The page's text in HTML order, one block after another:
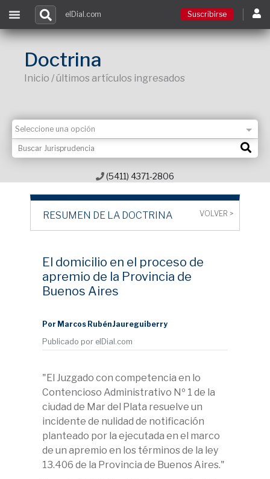
Contacto
elDial.com Suscribirse
Doctrina
Inicio / últimos artículos ingresados
(5411) 4371-2806
RESUMEN DE LA DOCTRINA VOLVER >
El domicilio en el proceso de
apremio de la Provincia de
Buenos Aires
Por Marcos Rubén Jaureguiberry
Publicado por elDial.com
"El Juzgado con competencia en lo
Contencioso Administrativo Nº 1 de la
ciudad de Mar del Plata resuelve un
incidente de nulidad de notificación
planteado por la ejecutada en el marco
de un apremio en los términos de la ley
13.406 de la Provincia de Buenos Aires."